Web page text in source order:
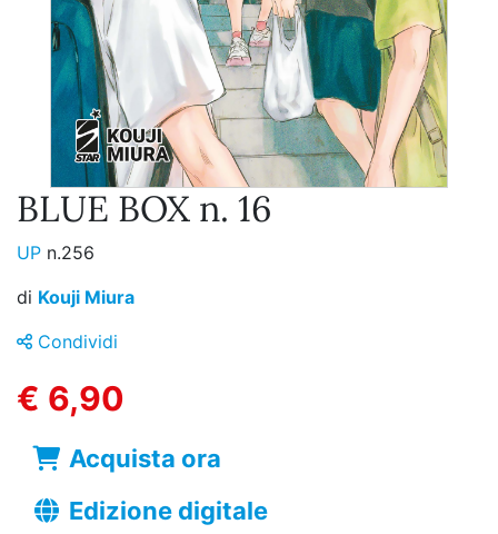
BLUE BOX n. 16
UP n.256
di Kouji Miura
Condividi
€ 6,90
Acquista ora
Edizione digitale